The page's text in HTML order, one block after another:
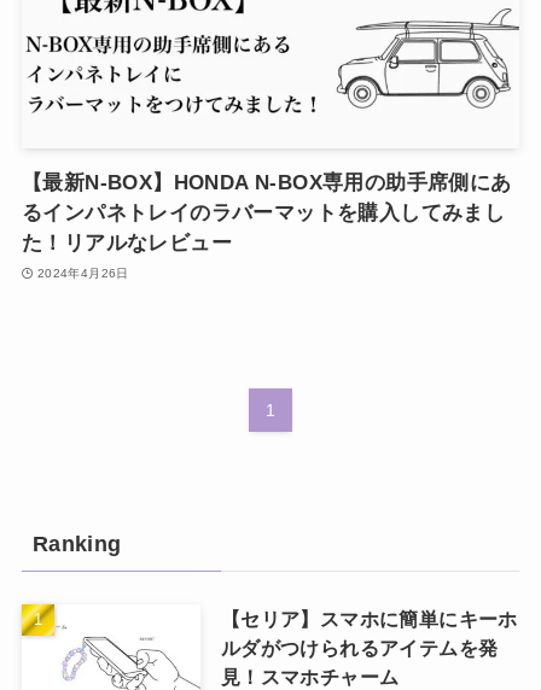
【最新N‐BOX】HONDA N-BOX専用の助手席側にあ
るインパネトレイのラバーマットを購入してみまし
た！リアルなレビュー
2024年4月26日
1
Ranking
【セリア】スマホに簡単にキーホ
ルダがつけられるアイテムを発
見！スマホチャーム